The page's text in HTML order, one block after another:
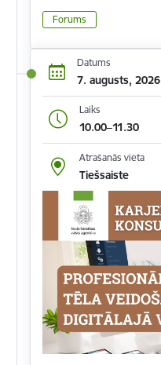
Forums
Datums
7. augusts, 2026
Laiks
10.00–11.30
Atrašanās vieta
Tiešsaiste